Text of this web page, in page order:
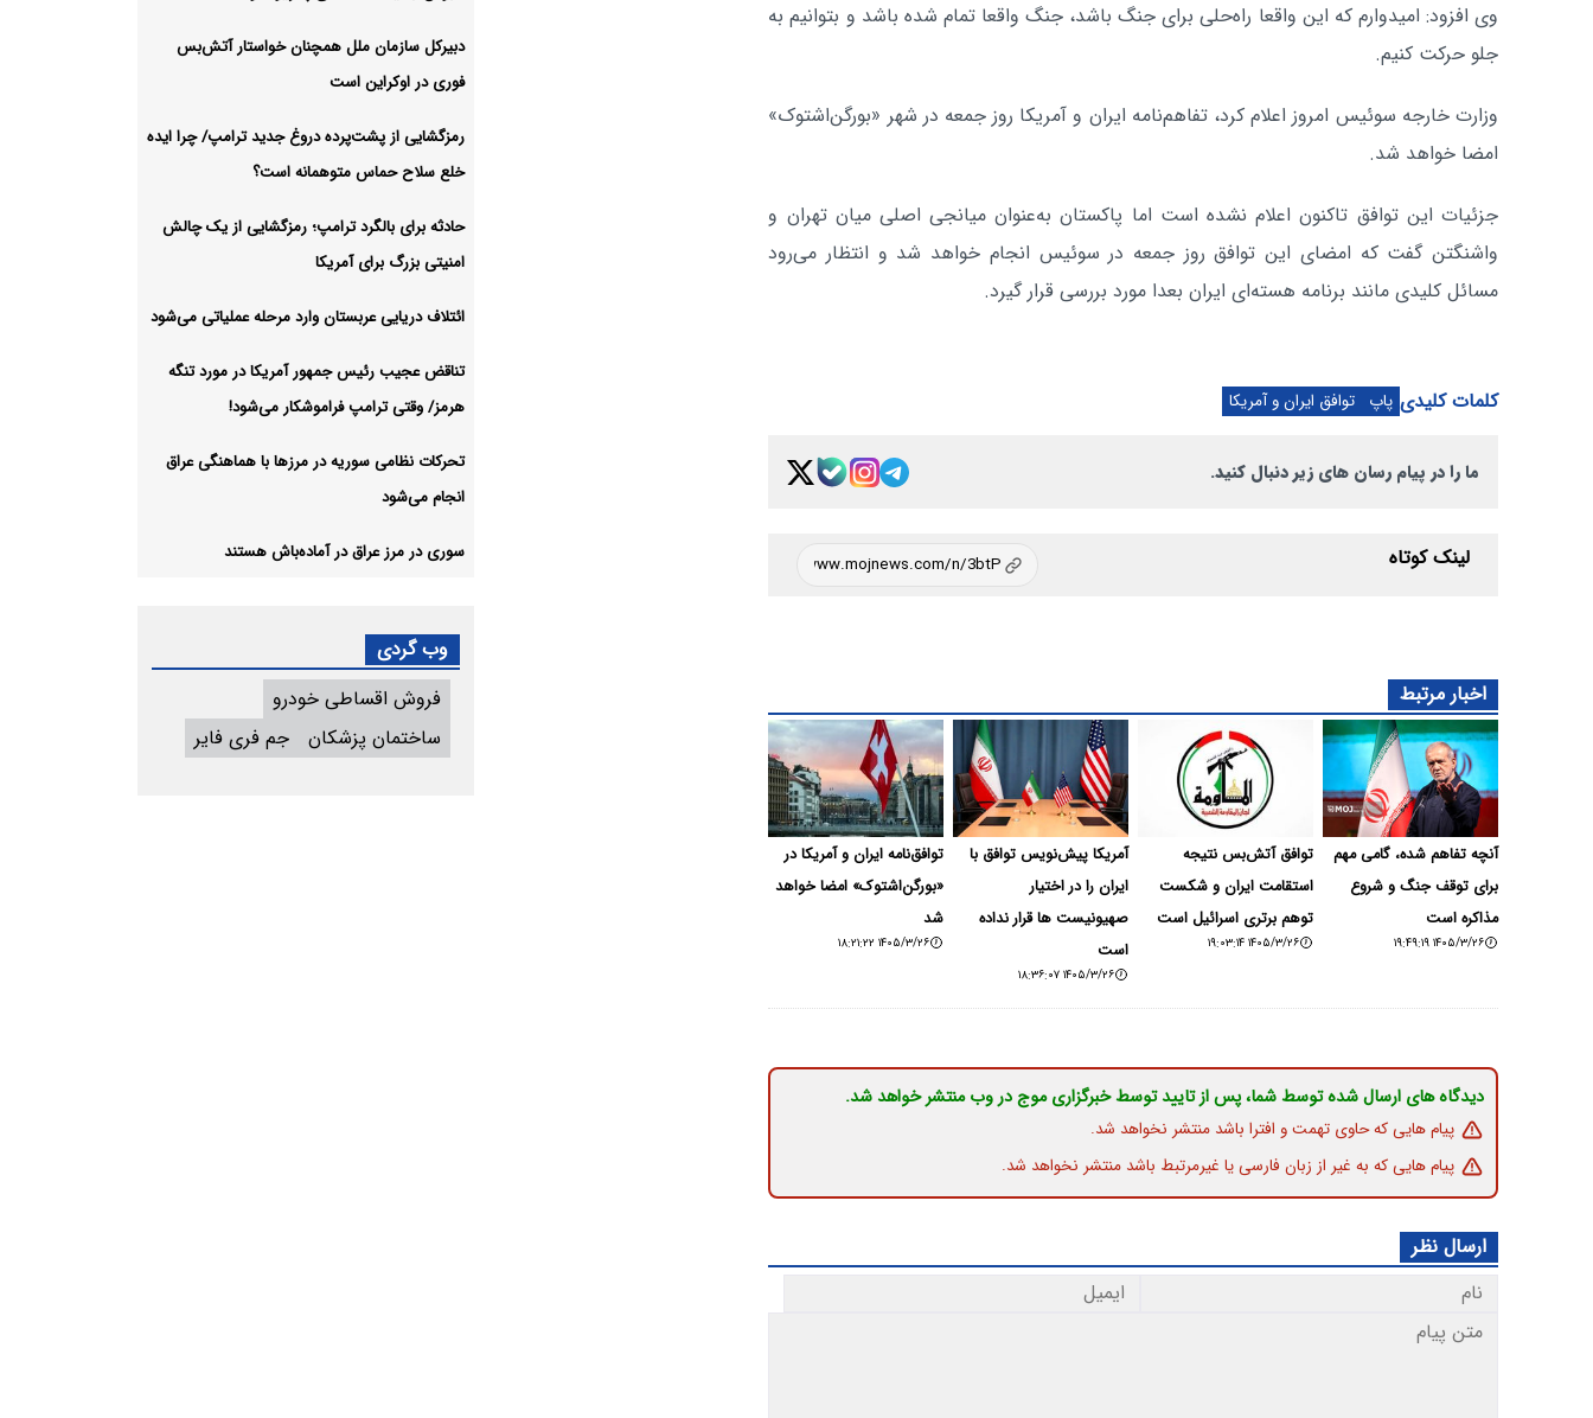
وی افزود: امیدوارم که این واقعا راه‌حلی برای جنگ باشد، جنگ واقعا تمام شده باشد و بتوانیم به
جلو حرکت کنیم.
وزارت خارجه سوئیس امروز اعلام کرد، تفاهم‌نامه ایران و آمریکا روز جمعه در شهر «بورگن‌اشتوک»
امضا خواهد شد.
جزئیات این توافق تاکنون اعلام نشده است اما پاکستان به‌عنوان میانجی اصلی میان تهران و
واشنگتن گفت که امضای این توافق روز جمعه در سوئیس انجام خواهد شد و انتظار می‌رود
مسائل کلیدی مانند برنامه هسته‌ای ایران بعدا مورد بررسی قرار گیرد.
کلمات کلیدی پاپ توافق ایران و آمریکا
ما را در پیام رسان های زیر دنبال کنید.
لینک کوتاه
اخبار مرتبط
آنچه تفاهم شده، گامی مهم
برای توقف جنگ و شروع
مذاکره است
۱۴۰۵/۳/۲۶ ۱۹:۴۹:۱۹
توافق آتش‌بس نتیجه
استقامت ایران و شکست
توهم برتری اسرائیل است
۱۴۰۵/۳/۲۶ ۱۹:۰۳:۱۴
آمریکا پیش‌نویس توافق با
ایران را در اختیار
صهیونیست ها قرار نداده
است
۱۴۰۵/۳/۲۶ ۱۸:۳۶:۰۷
توافق‌نامه ایران و آمریکا در
«بورگن‌اشتوک» امضا خواهد
شد
۱۴۰۵/۳/۲۶ ۱۸:۲۱:۲۲
دیدگاه های ارسال شده توسط شما، پس از تایید توسط خبرگزاری موج در وب منتشر خواهد شد.
پیام هایی که حاوی تهمت و افترا باشد منتشر نخواهد شد.
پیام هایی که به غیر از زبان فارسی یا غیرمرتبط باشد منتشر نخواهد شد.
ارسال نظر
دبیرکل سازمان ملل همچنان خواستار آتش‌بس
فوری در اوکراین است
رمزگشایی از پشت‌پرده دروغ جدید ترامپ/ چرا ایده
خلع سلاح حماس متوهمانه است؟
حادثه برای بالگرد ترامپ؛ رمزگشایی از یک چالش
امنیتی بزرگ برای آمریکا
ائتلاف دریایی عربستان وارد مرحله عملیاتی می‌شود
تناقض عجیب رئیس جمهور آمریکا در مورد تنگه
هرمز/ وقتی ترامپ فراموشکار می‌شود!
تحرکات نظامی سوریه در مرزها با هماهنگی عراق
انجام می‌شود
سوری در مرز عراق در آماده‌باش هستند
وب گردی
فروش اقساطی خودرو
ساختمان پزشکان
جم فری فایر